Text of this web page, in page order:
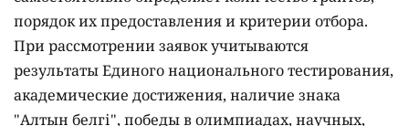
порядок их предоставления и критерии отбора.
При рассмотрении заявок учитываются
результаты Единого национального тестирования,
академические достижения, наличие знака
"Алтын белгі", победы в олимпиадах, научных,